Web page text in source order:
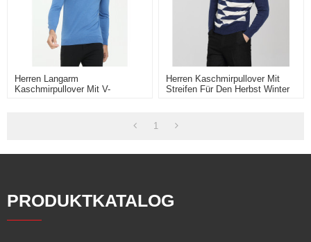
Herren Langarm
Kaschmirpullover Mit V-
Herren Kaschmirpullover Mit
Streifen Für Den Herbst Winter
1
PRODUKTKATALOG